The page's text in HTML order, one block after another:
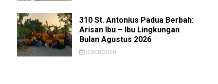
310 St. Antonius Padua Berbah:
Arisan Ibu – Ibu Lingkungan
Bulan Agustus 2026
03/08/2026